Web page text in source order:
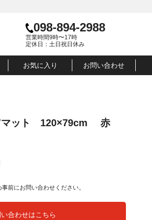
098-894-2988
営業時間9時〜17時
定休日：土日祝日休み
お気に入り お問い合わせ
マット 120×79cm 赤
前にお問い合わせください。
合わせはこちら